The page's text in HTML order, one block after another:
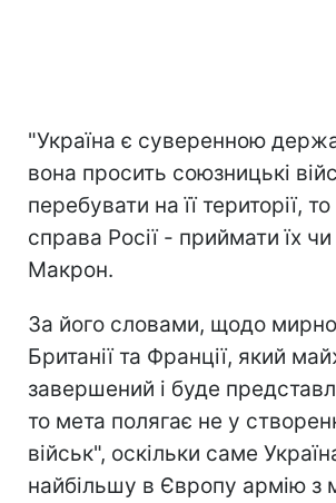
"Україна є суверенною
вона просить союзницькі
перебувати на її території,
справа Росії - приймати їх чи
Макрон.
За його словами, щодо
Британії та Франції, який
завершений і буде
то мета полягає не у
військ", оскільки саме
найбільшу в Європу армію з